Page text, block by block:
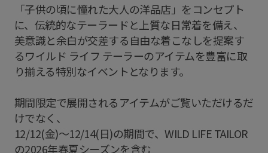
「子供の頃に憧れた大人の洋品店」をコンセプト
に、伝統的なテーラードと上質な日常着を備え、
美意識と余白が交差する自由な着こなしを提案す
るワイルド ライフ テーラーのアイテムを豊富に取
り揃える特別なイベントとなります。
期間限定で展開されるアイテムがご覧いただけるだ
けでなく、
12/12(金)～12/14(日)の期間で、WILD LIFE TAILOR
の2026年春夏シーズンを含む